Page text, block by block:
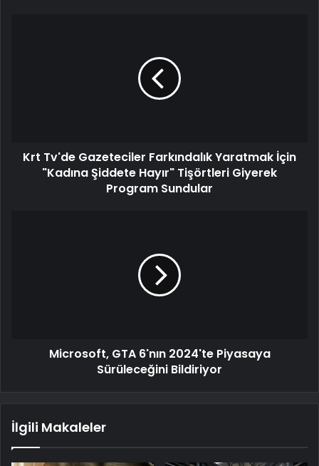
Krt Tv'de Gazeteciler Farkındalık Yaratmak İçin
"Kadına Şiddete Hayır" Tişörtleri Giyerek
Program Sundular
Microsoft, GTA 6'nın 2024'te Piyasaya
Sürüleceğini Bildiriyor
İlgili Makaleler